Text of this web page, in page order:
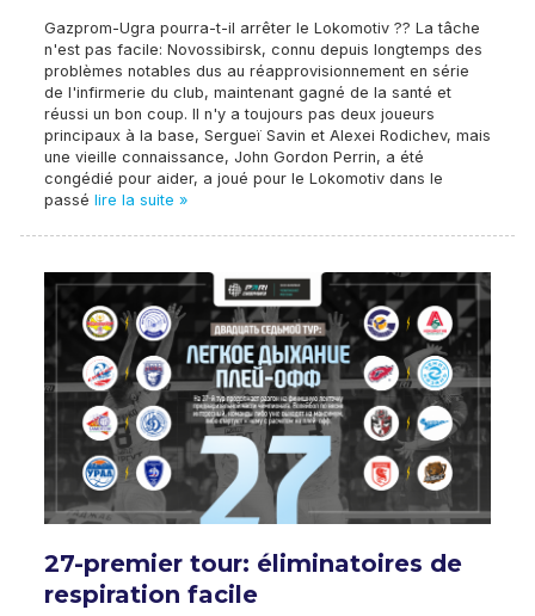
Gazprom-Ugra pourra-t-il arrêter le Lokomotiv ?? La tâche
n'est pas facile: Novossibirsk, connu depuis longtemps des
problèmes notables dus au réapprovisionnement en série
de l'infirmerie du club, maintenant gagné de la santé et
réussi un bon coup. Il n'y a toujours pas deux joueurs
principaux à la base, Sergueï Savin et Alexei Rodichev, mais
une vieille connaissance, John Gordon Perrin, a été
congédié pour aider, a joué pour le Lokomotiv dans le
passé lire la suite »
27-premier tour: éliminatoires de
respiration facile